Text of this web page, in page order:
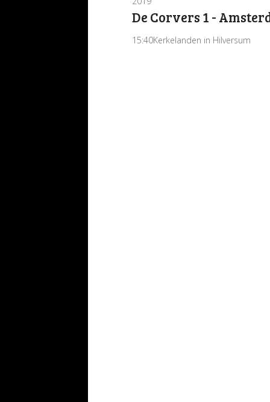
De Corvers 1 -
15:40Kerkelanden in Hilversum